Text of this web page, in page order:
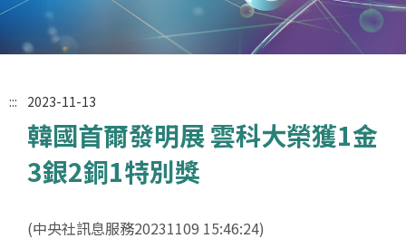
::: 2023-11-13
韓國首爾發明展 雲科大榮獲1金
3銀2銅1特別獎
(中央社訊息服務20231109 15:46:24)